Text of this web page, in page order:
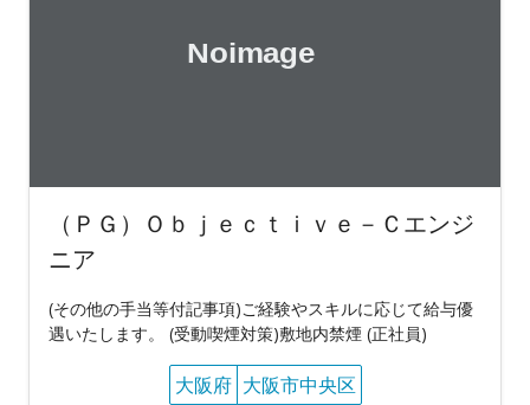
（ＰＧ）Ｏｂｊｅｃｔｉｖｅ－Ｃエンジ
ニア
(その他の手当等付記事項)ご経験やスキルに応じて給与優
遇いたします。 (受動喫煙対策)敷地内禁煙 (正社員)
大阪府 大阪市中央区